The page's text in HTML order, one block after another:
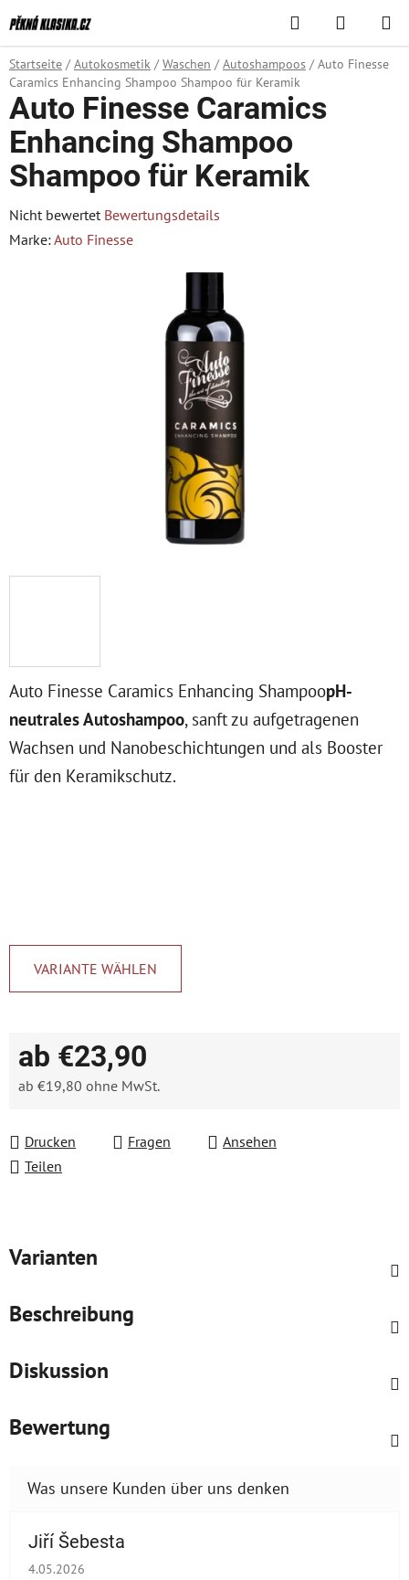
Inhalt
springen
Suchen
Startseite / Autokosmetik / Waschen / Autoshampoos / Auto Finesse
Caramics Enhancing Shampoo Shampoo für Keramik
Auto Finesse Caramics Enhancing ShampoopH-
neutrales Autoshampoo, sanft zu aufgetragenen
Wachsen und Nanobeschichtungen und als Booster
für den Keramikschutz.
VARIANTE WÄHLEN
ab €23,90
ab €19,80 ohne MwSt.
Drucken
Fragen
Ansehen
Teilen
Auto Finesse Caramics
Enhancing Shampoo
Shampoo für Keramik
Die
durchschnittliche
Nicht bewertet Bewertungsdetails
Marke:Auto Finesse
Varianten
Beschreibung
Diskussion
Bewertung
Jiří Šebesta
Die Shop-Bewertung beträgt 2 von 5 Sternen.
4.05.2026